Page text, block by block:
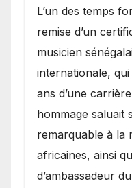
​L’un des temps
remise d’un
musicien
internationale,
ans d’une
hommage saluait
remarquable à la
africaines, ainsi
d’ambassadeur